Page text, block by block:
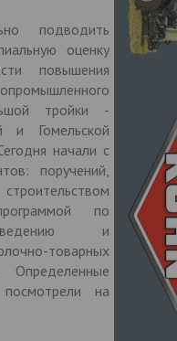
подводить
оценку
повышения
тройки -
и Гомельской
начали с
поручений,
по
и
товарных
на